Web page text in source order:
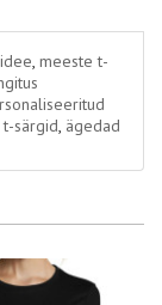
, meeste t-
särgid, ägedad